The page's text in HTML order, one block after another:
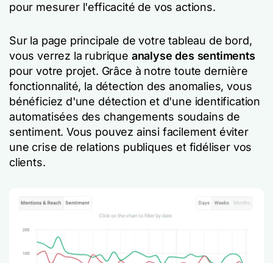
pour mesurer l'efficacité de vos actions.
Sur la page principale de votre tableau de bord,
vous verrez la rubrique analyse des sentiments
pour votre projet. Grâce à notre toute dernière
fonctionnalité, la détection des anomalies, vous
bénéficiez d'une détection et d'une identification
automatisées des changements soudains de
sentiment. Vous pouvez ainsi facilement éviter
une crise de relations publiques et fidéliser vos
clients.